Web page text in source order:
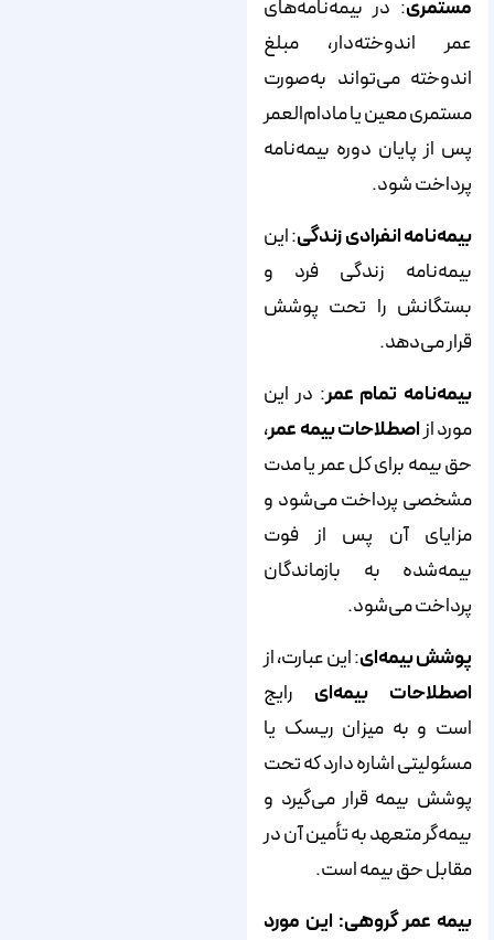
مستمری: در بیمه‌نامه‌های
عمر اندوخته‌دار، مبلغ
اندوخته می‌تواند به‌صورت
مستمری معین یا مادام‌العمر
پس از پایان دوره بیمه‌نامه
پرداخت شود.
بیمه‌نامه انفرادی زندگی: این
بیمه‌نامه زندگی فرد و
بستگانش را تحت پوشش
قرار می‌دهد.
بیمه‌نامه تمام عمر: در این
مورد ازاصطلاحات بیمه عمر،
حق بیمه برای کل عمر یا مدت
مشخصی پرداخت می‌شود و
مزایای آن پس از فوت
بیمه‌شده به بازماندگان
پرداخت می‌شود.
پوشش بیمه‌ای: این عبارت، از
اصطلاحات بیمه‌ای رایج
است و به میزان ریسک یا
مسئولیتی اشاره دارد که تحت
پوشش بیمه قرار می‌گیرد و
بیمه‌گر متعهد به تأمین آن در
مقابل حق بیمه است.
بیمه عمر گروهی: این مورد